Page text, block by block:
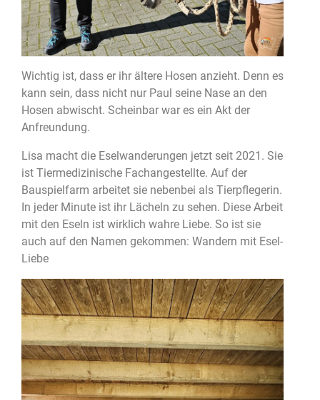
Wichtig ist, dass er ihr ältere Hosen anzieht. Denn es
kann sein, dass nicht nur Paul seine Nase an den
Hosen abwischt. Scheinbar war es ein Akt der
Anfreundung.
Lisa macht die Eselwanderungen jetzt seit 2021. Sie
ist Tiermedizinische Fachangestellte. Auf der
Bauspielfarm arbeitet sie nebenbei als Tierpflegerin.
In jeder Minute ist ihr Lächeln zu sehen. Diese Arbeit
mit den Eseln ist wirklich wahre Liebe. So ist sie
auch auf den Namen gekommen: Wandern mit Esel-
Liebe